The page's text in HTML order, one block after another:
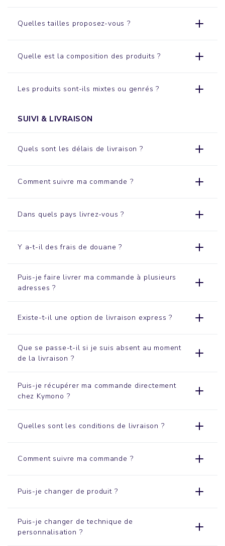
Quelles tailles proposez-vous ?
Quelle est la composition des produits ?
Les produits sont-ils mixtes ou genrés ?
SUIVI & LIVRAISON
Quels sont les délais de livraison ?
Comment suivre ma commande ?
Dans quels pays livrez-vous ?
Y a-t-il des frais de douane ?
Puis-je faire livrer ma commande à plusieurs
adresses ?
Existe-t-il une option de livraison express ?
Que se passe-t-il si je suis absent au moment
de la livraison ?
Puis-je récupérer ma commande directement
chez Kymono ?
Quelles sont les conditions de livraison ?
Comment suivre ma commande ?
Puis-je changer de produit ?
Puis-je changer de technique de
personnalisation ?